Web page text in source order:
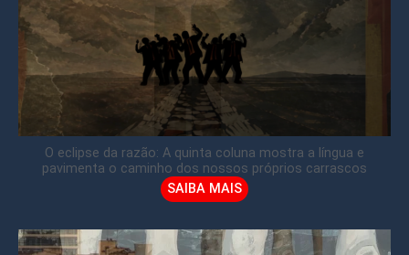
O eclipse da razão: A quinta coluna mostra a língua e
pavimenta o caminho dos nossos próprios carrascos
SAIBA MAIS